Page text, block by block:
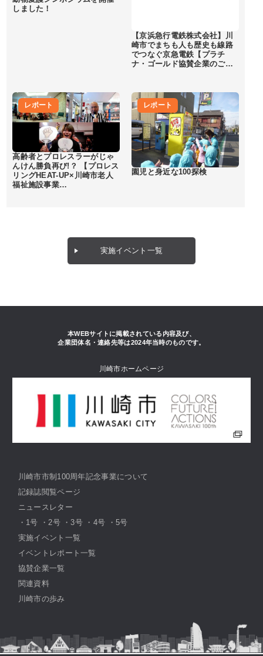
しました！
【京浜急行電鉄株式会社】川
崎市でまちも人も歴史も線路
でつなぐ京急電鉄【プラチ
ナ・ゴールド協賛企業のご…
レポート
高齢者とプロレスラーがじゃ
んけん勝負再び!？ 【プロレス
リングHEAT-UP×川崎市老人
福祉施設事業…
レポート
園児と身近な100探検
実施イベント一覧
本WEBサイトに掲載されている内容及び、
企業団体名・連絡先等は2024年当時のものです。
川崎市ホームページ
川崎市市制100周年記念事業について
記録誌閲覧ページ
ニュースレター
・ 1号 ・2号・3号 ・ 4号 ・ 5号
実施イベント一覧
イベントレポート一覧
協賛企業一覧
関連資料
川崎市の歩み